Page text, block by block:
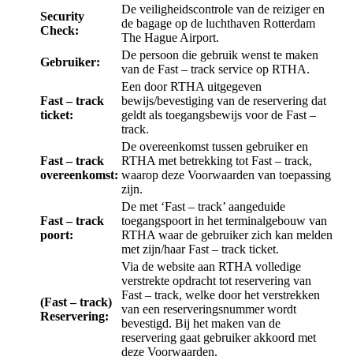
Security
Check:
De veiligheidscontrole van de reiziger en
de bagage op de luchthaven Rotterdam
The Hague Airport.
Gebruiker:
De persoon die gebruik wenst te maken
van de Fast – track service op RTHA.
Fast – track
ticket:
Een door RTHA uitgegeven
bewijs/bevestiging van de reservering dat
geldt als toegangsbewijs voor de Fast –
track.
Fast – track
overeenkomst:
De overeenkomst tussen gebruiker en
RTHA met betrekking tot Fast – track,
waarop deze Voorwaarden van toepassing
zijn.
Fast – track
poort:
De met ‘Fast – track’ aangeduide
toegangspoort in het terminalgebouw van
RTHA waar de gebruiker zich kan melden
met zijn/haar Fast – track ticket.
(Fast – track)
Reservering:
Via de website aan RTHA volledige
verstrekte opdracht tot reservering van
Fast – track, welke door het verstrekken
van een reserveringsnummer wordt
bevestigd. Bij het maken van de
reservering gaat gebruiker akkoord met
deze Voorwaarden.